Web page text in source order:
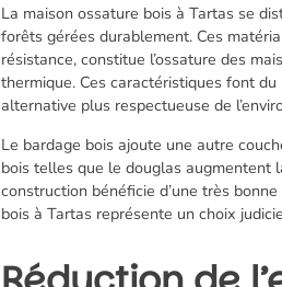
La maisonossature bois à Tartas se
forêts gérées durablement. Ces
résistance, constitue l’ossature des
thermique. Ces caractéristiques font
alternative plus respectueuse de
Le bardage bois ajoute une autre
bois telles que le douglas augmentent
construction bénéficie d’une très
bois à Tartas représente un choix